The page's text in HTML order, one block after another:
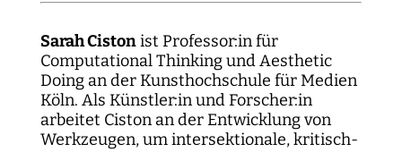
Sarah Cistonist Professor:in für
Computational Thinking und Aesthetic
Doing an der Kunsthochschule für Medien
Köln. Als Künstler:in und Forscher:in
arbeitet Ciston an der Entwicklung von
Werkzeugen, um intersektionale, kritisch-